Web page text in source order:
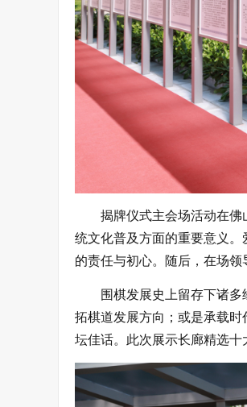
揭牌仪式主会场活动在
统文化普及方面的重要意义
的责任与初心。随后，在场
围棋发展史上留存下诸
拓棋道发展方向；或是承载
坛佳话。此次展示长廊精选十